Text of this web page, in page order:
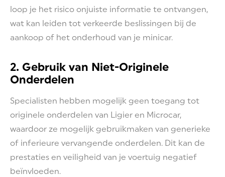
loop je het risico onjuiste informatie te ontvangen,
wat kan leiden tot verkeerde beslissingen bij de
aankoop of het onderhoud van je minicar.
2. Gebruik van Niet-Originele
Onderdelen
Specialisten hebben mogelijk geen toegang tot
originele onderdelen van Ligier en Microcar,
waardoor ze mogelijk gebruikmaken van generieke
of inferieure vervangende onderdelen. Dit kan de
prestaties en veiligheid van je voertuig negatief
beïnvloeden.